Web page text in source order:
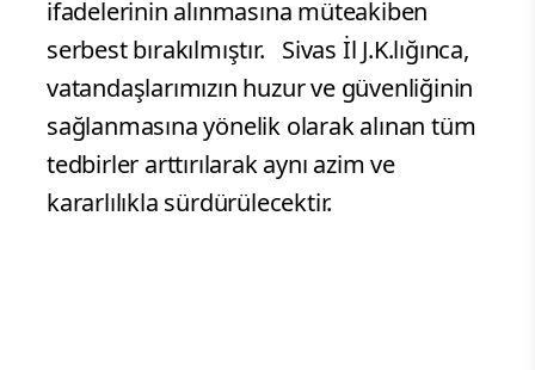
ifadelerinin alınmasına müteakiben
serbest bırakılmıştır. Sivas İl J.K.lığınca,
vatandaşlarımızın huzur ve güvenliğinin
sağlanmasına yönelik olarak alınan tüm
tedbirler arttırılarak aynı azim ve
kararlılıkla sürdürülecektir.